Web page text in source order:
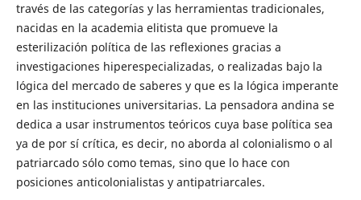
través de las categorías y las herramientas tradicionales,
nacidas en la academia elitista que promueve la
esterilización política de las reflexiones gracias a
investigaciones hiperespecializadas, o realizadas bajo la
lógica del mercado de saberes y que es la lógica imperante
en las instituciones universitarias. La pensadora andina se
dedica a usar instrumentos teóricos cuya base política sea
ya de por sí crítica, es decir, no aborda al colonialismo o al
patriarcado sólo como temas, sino que lo hace con
posiciones anticolonialistas y antipatriarcales.